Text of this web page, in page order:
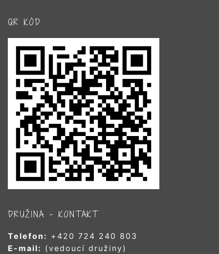
QR KÓD
DRUŽINA – KONTAKT
Telefon: +420 724 240 803
E-mail: (vedoucí družiny)